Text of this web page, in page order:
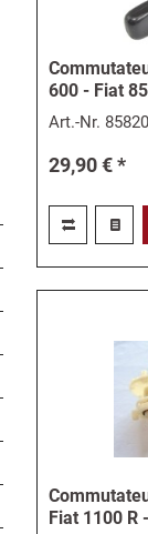
600 - Fiat
Art.-Nr.
29,90 € *
Fiat 1100 R